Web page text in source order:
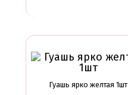
Гуашь ярко желтая 1шт